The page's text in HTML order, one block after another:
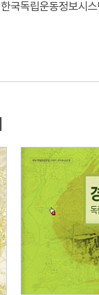
국독립운동정보시